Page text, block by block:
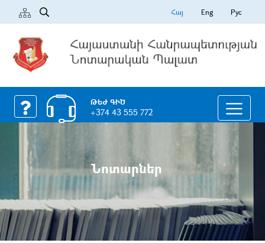
Հայ Eng Рус
ԹԵԺ ԳԻԾ
+374 43 555 772
Նոտարներ